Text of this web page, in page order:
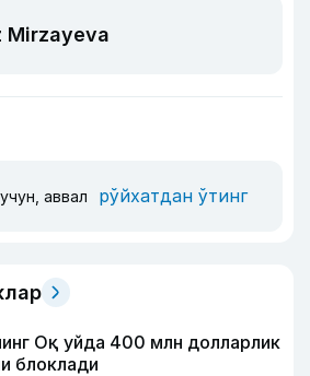
Mirzayeva
аввал рўйхатдан ўтинг
Оқ уйда 400 млн долларлик
блоклади